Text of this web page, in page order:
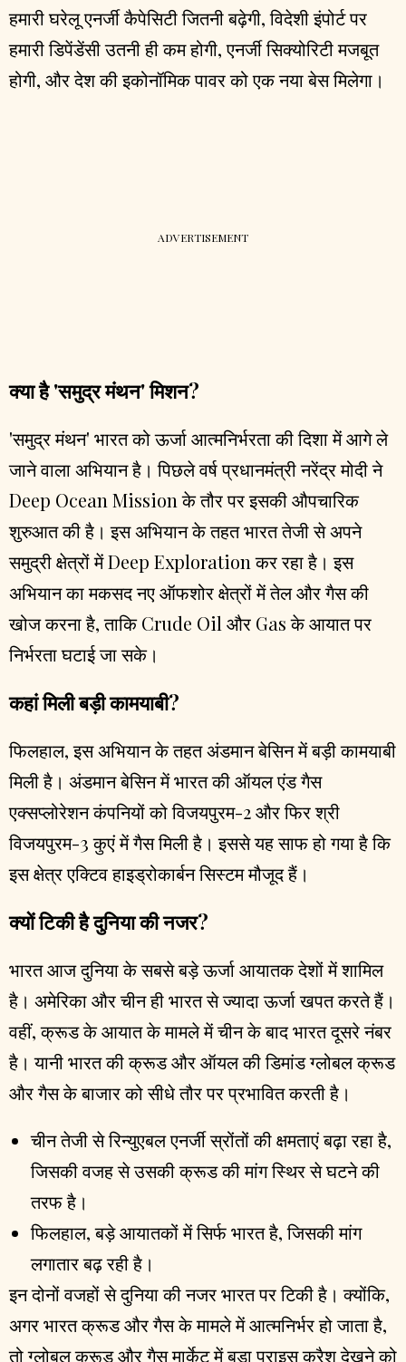
हमारी घरेलू एनर्जी कैपेसिटी जितनी बढ़ेगी, विदेशी इंपोर्ट पर
हमारी डिपेंडेंसी उतनी ही कम होगी, एनर्जी सिक्योरिटी मजबूत
होगी, और देश की इकोनॉमिक पावर को एक नया बेस मिलेगा।
क्या है 'समुद्र मंथन' मिशन?
'समुद्र मंथन' भारत को ऊर्जा आत्मनिर्भरता की दिशा में आगे ले
जाने वाला अभियान है। पिछले वर्ष प्रधानमंत्री नरेंद्र मोदी ने
Deep Ocean Mission के तौर पर इसकी औपचारिक
शुरुआत की है। इस अभियान के तहत भारत तेजी से अपने
समुद्री क्षेत्रों में Deep Exploration कर रहा है। इस
अभियान का मकसद नए ऑफशोर क्षेत्रों में तेल और गैस की
खोज करना है, ताकि Crude Oil और Gas के आयात पर
निर्भरता घटाई जा सके।
कहां मिली बड़ी कामयाबी?
फिलहाल, इस अभियान के तहत अंडमान बेसिन में बड़ी कामयाबी
मिली है। अंडमान बेसिन में भारत की ऑयल एंड गैस
एक्सप्लोरेशन कंपनियों को विजयपुरम-2 और फिर श्री
विजयपुरम-3 कुएं में गैस मिली है। इससे यह साफ हो गया है कि
इस क्षेत्र एक्टिव हाइड्रोकार्बन सिस्टम मौजूद हैं।
क्यों टिकी है दुनिया की नजर?
भारत आज दुनिया के सबसे बड़े ऊर्जा आयातक देशों में शामिल
है। अमेरिका और चीन ही भारत से ज्यादा ऊर्जा खपत करते हैं।
वहीं, क्रूड के आयात के मामले में चीन के बाद भारत दूसरे नंबर
है। यानी भारत की क्रूड और ऑयल की डिमांड ग्लोबल क्रूड
और गैस के बाजार को सीधे तौर पर प्रभावित करती है।
चीन तेजी से रिन्युएबल एनर्जी स्रोंतों की क्षमताएं बढ़ा रहा है,
जिसकी वजह से उसकी क्रूड की मांग स्थिर से घटने की
तरफ है।
फिलहाल, बड़े आयातकों में सिर्फ भारत है, जिसकी मांग
लगातार बढ़ रही है।
इन दोनों वजहों से दुनिया की नजर भारत पर टिकी है। क्योंकि,
अगर भारत क्रूड और गैस के मामले में आत्मनिर्भर हो जाता है,
तो ग्लोबल क्रूड और गैस मार्केट में बड़ा प्राइस क्रैश देखने को